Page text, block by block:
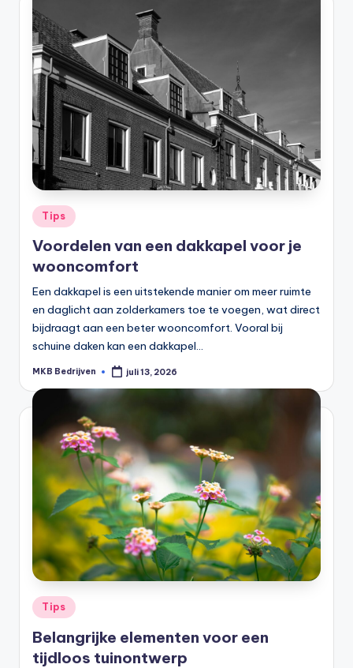
Tips
Voordelen van een dakkapel voor je
wooncomfort
Een dakkapel is een uitstekende manier om meer ruimte
en daglicht aan zolderkamers toe te voegen, wat direct
bijdraagt aan een beter wooncomfort. Vooral bij
schuine daken kan een dakkapel…
MKB Bedrijven juli 13, 2026
Tips
Belangrijke elementen voor een
tijdloos tuinontwerp